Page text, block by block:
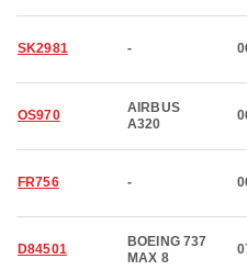
SK2981 -
OS970
AIRBUS
A320
FR756 -
D84501
BOEING 737
MAX 8